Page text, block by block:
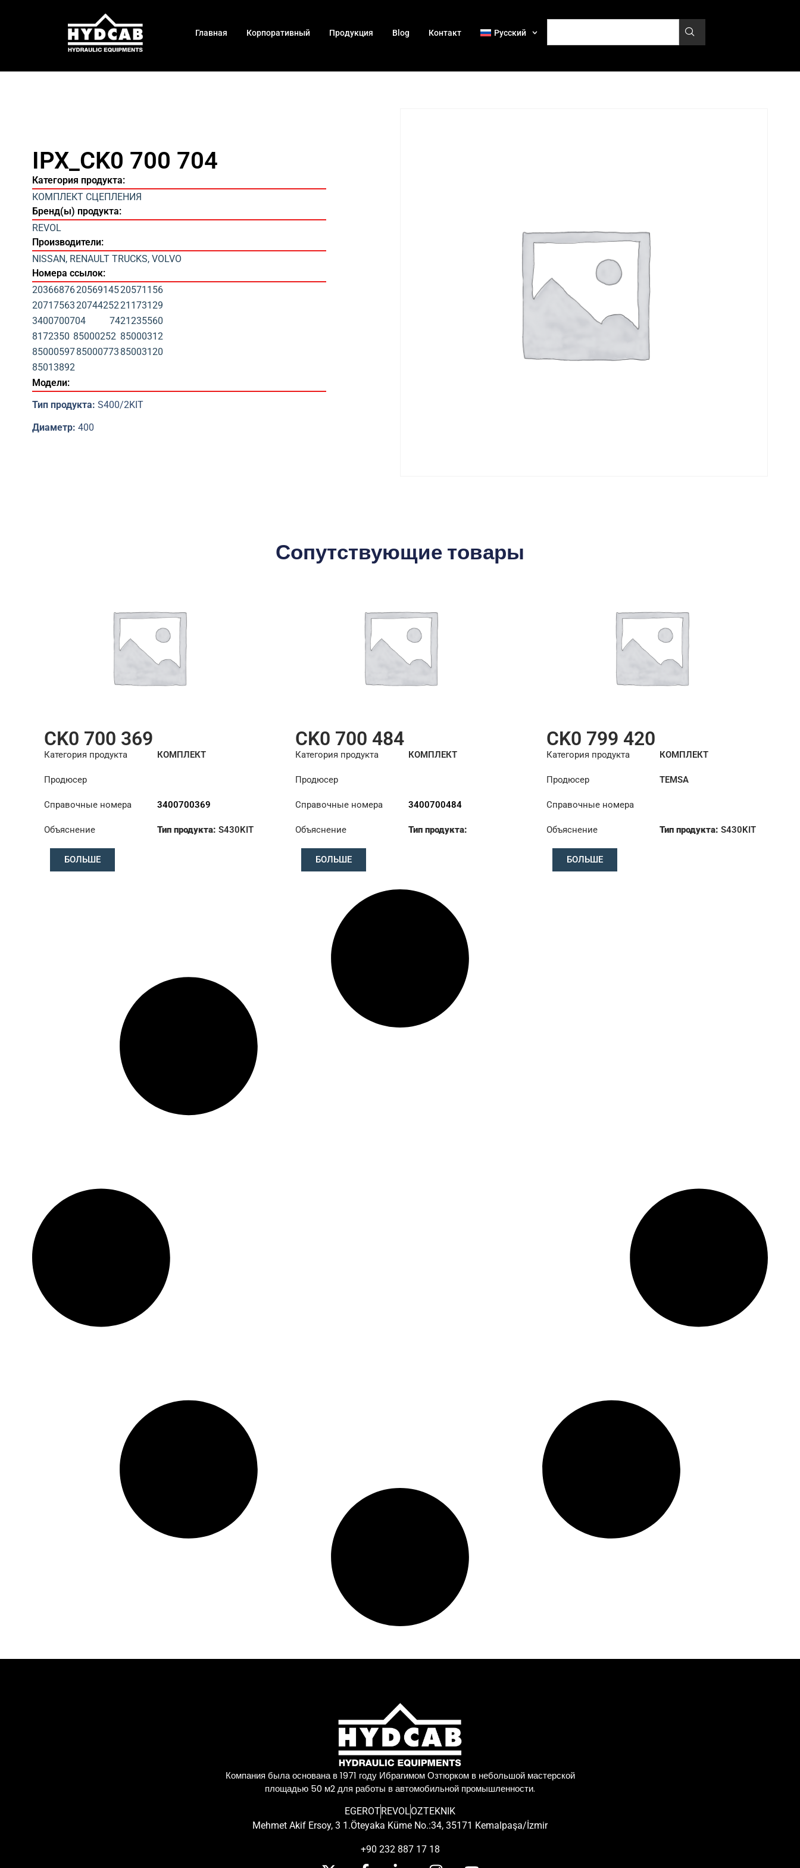
Главная Корпоративный Продукция Blog Контакт Русский
IPX_CK0 700 704
Категория продукта:
КОМПЛЕКТ СЦЕПЛЕНИЯ
Бренд(ы) продукта:
REVOL
Производители:
NISSAN, RENAULT TRUCKS, VOLVO
Номера ссылок:
203668762056914520571156
207175632074425221173129
3400700704
7421235560
8172350 85000252 85000312
8500059785000773 85003120
85013892
Модели:
Тип продукта: S400/2KIT
Диаметр: 400
Сопутствующие товары
CK0 700 369
Категория продукта
КОМПЛЕКТ
Продюсер
Справочные номера 3400700369
Объяснение Тип продукта: S430KIT
БОЛЬШЕ
CK0 700 484
Категория продукта
КОМПЛЕКТ
Продюсер
Справочные номера 3400700484
Объяснение
Тип продукта:
БОЛЬШЕ
CK0 799 420
Категория продукта
КОМПЛЕКТ
Продюсер
TEMSA
Справочные номера
Объяснение Тип продукта:S430KIT
БОЛЬШЕ
Компания была основана в 1971 году Ибрагимом Озтюрком в небольшой мастерской
площадью 50 м2 для работы в автомобильной промышленности.
EGEROTREVOLOZTEKNIK
Mehmet Akif Ersoy, 3 1.Öteyaka Küme No.:34, 35171 Kemalpaşa/İzmir
+90 232 887 17 18